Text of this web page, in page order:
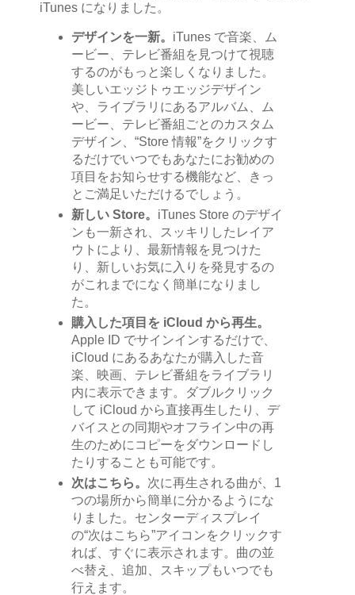
iTunes になりました。
デザインを一新。 iTunes で音楽、ム
ービー、テレビ番組を見つけて視聴
するのがもっと楽しくなりました。
美しいエッジトゥエッジデザイン
や、ライブラリにあるアルバム、ム
ービー、テレビ番組ごとのカスタム
デザイン、“Store 情報”をクリックす
るだけでいつでもあなたにお勧めの
項目をお知らせする機能など、きっ
とご満足いただけるでしょう。
新しい Store。 iTunes Store のデザイ
ンも一新され、スッキリしたレイア
ウトにより、最新情報を見つけた
り、新しいお気に入りを発見するの
がこれまでになく簡単になりまし
た。
購入した項目を iCloud から再生。
Apple ID でサインインするだけで、
iCloud にあるあなたが購入した音
楽、映画、テレビ番組をライブラリ
内に表示できます。ダブルクリック
して iCloud から直接再生したり、デ
バイスとの同期やオフライン中の再
生のためにコピーをダウンロードし
たりすることも可能です。
次はこちら。 次に再生される曲が、1
つの場所から簡単に分かるようにな
りました。センターディスプレイ
の“次はこちら”アイコンをクリックす
れば、すぐに表示されます。曲の並
べ替え、追加、スキップもいつでも
行えます。